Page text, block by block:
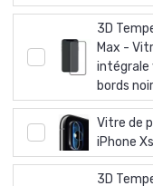
3D
Max -
intégrale
bords
Vitre de
iPhone
3D